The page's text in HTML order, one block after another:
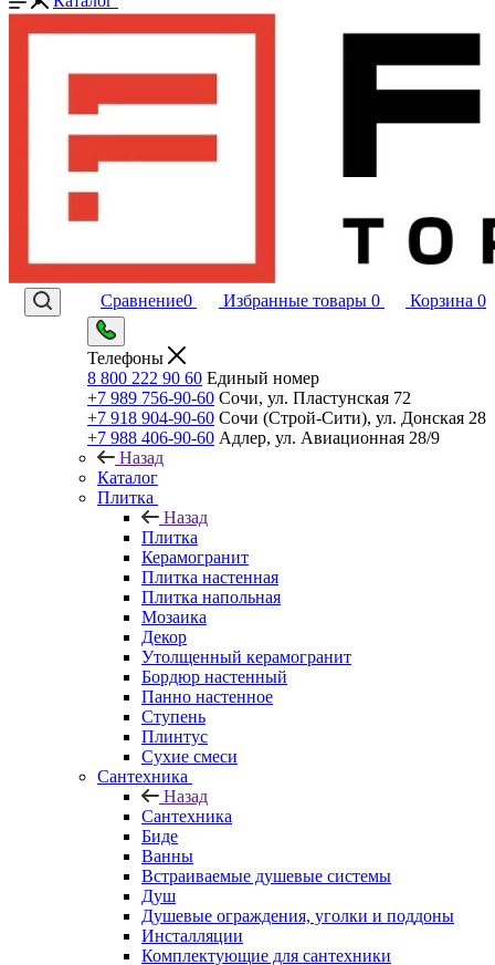
Сравнение0 Избранные товары 0 Корзина 0
Телефоны
8 800 222 90 60 Единый номер
+7 989 756-90-60 Сочи, ул. Пластунская 72
+7 918 904-90-60 Сочи (Строй-Сити), ул. Донская 28
+7 988 406-90-60 Адлер, ул. Авиационная 28/9
Назад
Каталог
Плитка
Назад
Плитка
Керамогранит
Плитка настенная
Плитка напольная
Мозаика
Декор
Утолщенный керамогранит
Бордюр настенный
Панно настенное
Ступень
Плинтус
Сухие смеси
Сантехника
Назад
Сантехника
Биде
Ванны
Встраиваемые душевые системы
Душ
Душевые ограждения, уголки и поддоны
Инсталляции
Комплектующие для сантехники